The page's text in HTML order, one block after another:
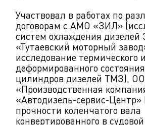
Участвовал в работах по
договорам с АМО «ЗИЛ»
систем охлаждения
«Тутаевский моторный
исследование термического
деформированного
цилиндров дизелей ТМЗ),
«Производственная
«Автодизель-сервис-Центр»
прочности коленчатого вала
конвертированного в